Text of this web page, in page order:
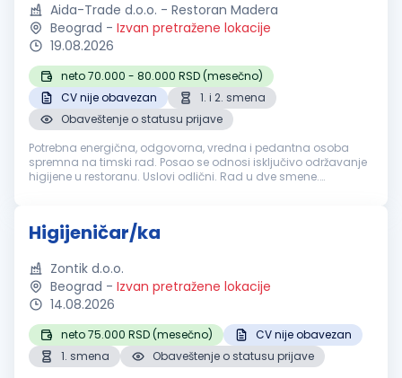
Aida-Trade d.o.o. - Restoran Madera
Beograd - Izvan pretražene lokacije
19.08.2026
neto 70.000 - 80.000 RSD (mesečno)
CV nije obavezan
1. i 2. smena
Obaveštenje o statusu prijave
Potrebna energična, odgovorna, vredna i pedantna osoba
spremna na timski rad. Posao se odnosi isključivo održavanje
higijene u restoranu. Uslovi odlični. Rad u dve smene.
Higijeničar/ka
Zontik d.o.o.
Beograd - Izvan pretražene lokacije
14.08.2026
neto 75.000 RSD (mesečno)
CV nije obavezan
1. smena
Obaveštenje o statusu prijave